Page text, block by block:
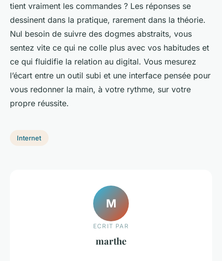
tient vraiment les commandes ? Les réponses se
dessinent dans la pratique, rarement dans la théorie.
Nul besoin de suivre des dogmes abstraits, vous
sentez vite ce qui ne colle plus avec vos habitudes et
ce qui fluidifie la relation au digital. Vous mesurez
l’écart entre un outil subi et une interface pensée pour
vous redonner la main, à votre rythme, sur votre
propre réussite.
Internet
M
ECRIT PAR
marthe